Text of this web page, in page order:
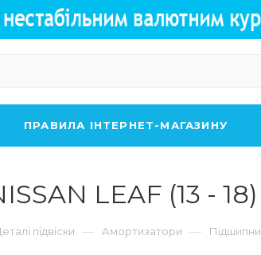
ПРАВИЛА ІНТЕРНЕТ-МАГАЗИНУ
LEAF (13 - 18)
підвіски — Амортизатори —